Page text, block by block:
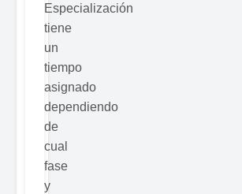
Especialización
tiene
un
tiempo
asignado
dependiendo
de
cual
fase
y